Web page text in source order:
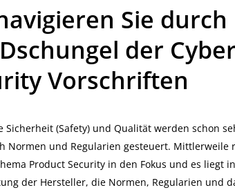
Sie durch
der Cyber
Vorschriften
Sicherheit (Safety) und Qualität werden schon
Normen und Regularien gesteuert. Mittlerweile
Product Security in den Fokus und es liegt
der Hersteller, die Normen, Regularien und